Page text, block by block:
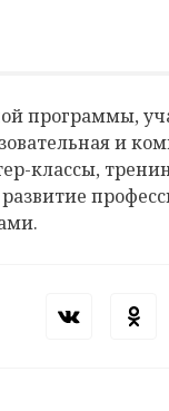
программы,
и
классы,